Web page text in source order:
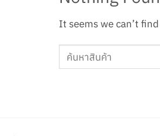
It seems we can’t